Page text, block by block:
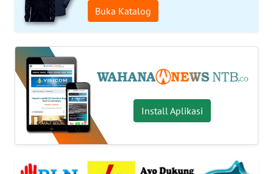
Buka Katalog
Install Aplikasi
INDEKS
BERITA
KONTAK
KAMI
INFO
IKLAN
KAMI